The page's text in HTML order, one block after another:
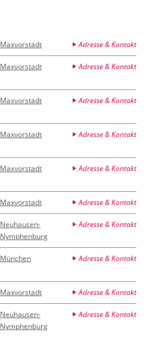
Maxvorstadt Adresse & Kontakt
Maxvorstadt Adresse & Kontakt
Maxvorstadt Adresse & Kontakt
Maxvorstadt Adresse & Kontakt
Maxvorstadt Adresse & Kontakt
Maxvorstadt Adresse & Kontakt
Neuhausen-
Nymphenburg
Adresse & Kontakt
München Adresse & Kontakt
Maxvorstadt Adresse & Kontakt
Neuhausen-
Nymphenburg
Adresse & Kontakt